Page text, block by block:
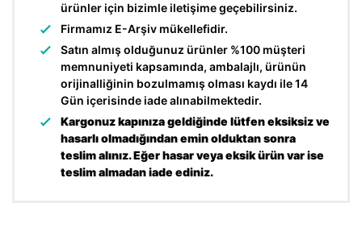
ürünler için bizimle iletişime geçebilirsiniz.
Firmamız E-Arşiv mükellefidir.
Satın almış olduğunuz ürünler %100 müşteri
memnuniyeti kapsamında, ambalajlı, ürünün
orijinalliğinin bozulmamış olması kaydı ile 14
Gün içerisinde iade alınabilmektedir.
Kargonuz kapınıza geldiğinde lütfen eksiksiz ve
hasarlı olmadığından emin olduktan sonra
teslim alınız. Eğer hasar veya eksik ürün var ise
teslim almadan iade ediniz.